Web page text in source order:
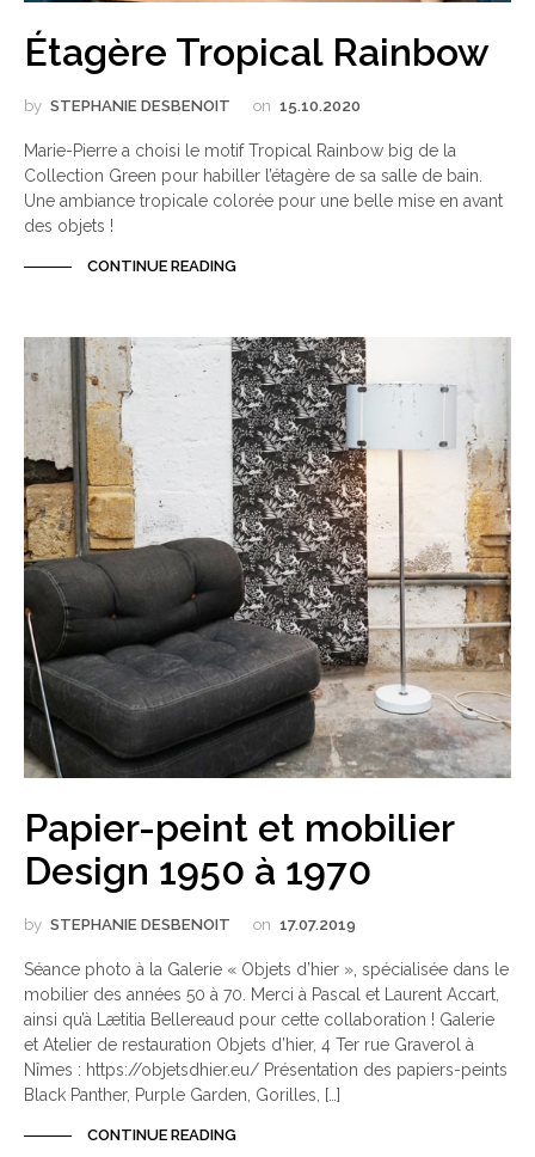
Étagère Tropical Rainbow
by STEPHANIE DESBENOIT on 15.10.2020
Marie-Pierre a choisi le motif Tropical Rainbow big de la
Collection Green pour habiller l’étagère de sa salle de bain.
Une ambiance tropicale colorée pour une belle mise en avant
des objets !
CONTINUE READING
Papier-peint et mobilier
Design 1950 à 1970
by STEPHANIE DESBENOIT on 17.07.2019
Séance photo à la Galerie « Objets d’hier », spécialisée dans le
mobilier des années 50 à 70. Merci à Pascal et Laurent Accart,
ainsi qu’à Lætitia Bellereaud pour cette collaboration ! Galerie
et Atelier de restauration Objets d’hier, 4 Ter rue Graverol à
Nîmes : https://objetsdhier.eu/ Présentation des papiers-peints
Black Panther, Purple Garden, Gorilles, […]
CONTINUE READING